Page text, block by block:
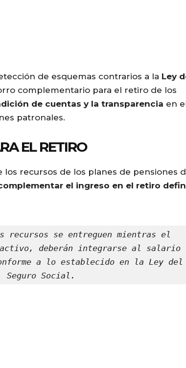
de esquemas contrarios a la Ley
complementario para el retiro de los
de cuentas y la transparencia en
patronales.
EL RETIRO
los recursos de los planes de pensiones
el ingreso en el retiro
recursos se entreguen mientras el
activo, deberán integrarse al salario
a lo establecido en la Ley del
Seguro Social.